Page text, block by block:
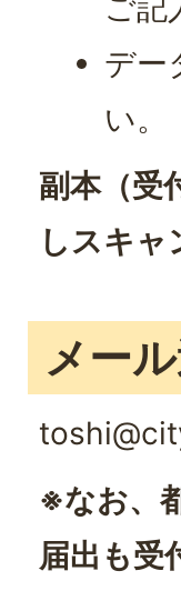
ご記
デー
い。
副本（受
しスキ
メー
※なお、
届出も受